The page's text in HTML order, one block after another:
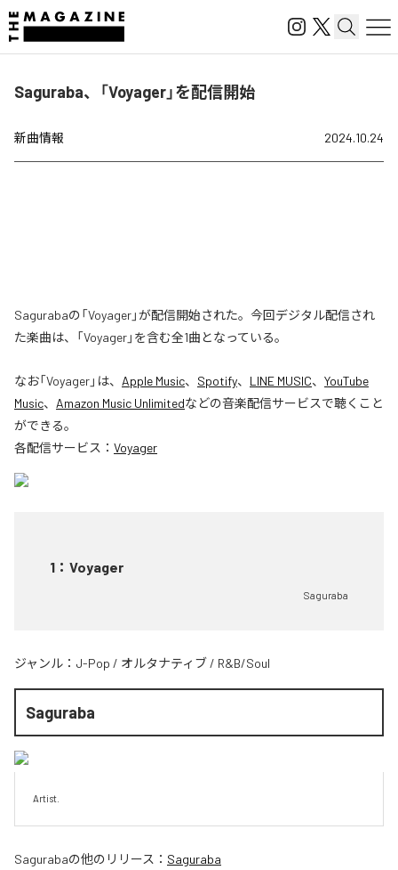
Saguraba、「Voyager」を配信開始
新曲情報 2024.10.24
Sagurabaの「Voyager」が配信開始された。今回デジタル配信され
た楽曲は、「Voyager」を含む全1曲となっている。
なお「Voyager」は、 Apple Music、 Spotify、 LINE MUSIC、 YouTube
Music、 Amazon Music Unlimitedなどの音楽配信サービスで聴くこと
ができる。
各配信サービス： Voyager
1 ： Voyager
Saguraba
ジャンル： J-Pop / オルタナティブ / R&B/Soul
Saguraba
Artist.
Sagurabaの他のリリース： Saguraba